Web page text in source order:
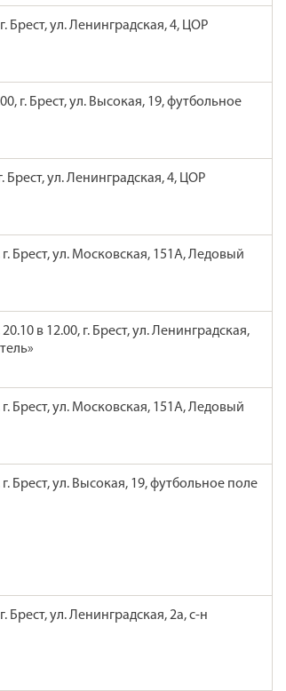
Брест, ул. Ленинградская, 4, ЦОР
г. Брест, ул. Высокая, 19, футбольное
Брест, ул. Ленинградская, 4, ЦОР
г. Брест, ул. Московская, 151А, Ледовый
20.10 в 12.00, г. Брест, ул. Ленинградская,
г. Брест, ул. Московская, 151А, Ледовый
г. Брест, ул. Высокая, 19, футбольное поле
Брест, ул. Ленинградская, 2а, с-н